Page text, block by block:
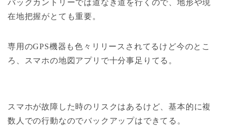
バックカントリーでは道なき道を行くので、地形や現
在地把握がとても重要。
専用のGPS機器も色々リリースされてるけど今のとこ
ろ、スマホの地図アプリで十分事足りてる。
スマホが故障した時のリスクはあるけど、基本的に複
数人での行動なのでバックアップはできてる。